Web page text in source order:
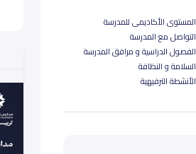
المستوى اﻷكاديمى للمدرسة
التواصل مع المدرسة
الفصول الدراسية و مرافق المدرسة
السلامة و النظافة
اﻷنشطة الترفيهية